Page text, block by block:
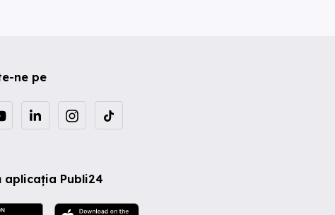
ne pe
aplicația Publi24